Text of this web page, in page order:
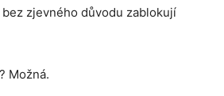
bez zjevného důvodu zablokují
Možná.